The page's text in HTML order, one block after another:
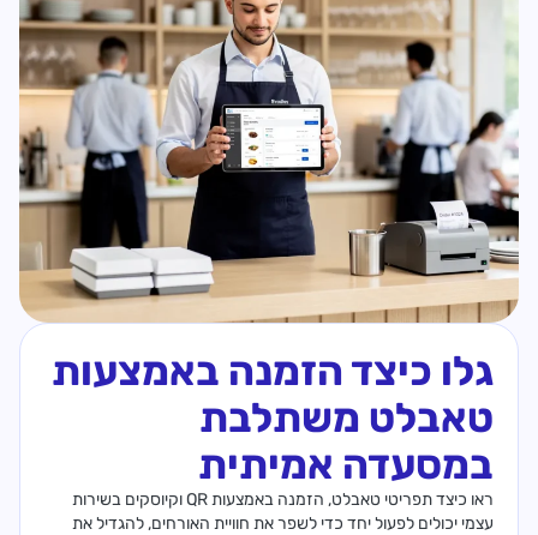
גלו כיצד הזמנה באמצעות
טאבלט משתלבת
במסעדה אמיתית
ראו כיצד תפריטי טאבלט, הזמנה באמצעות QR וקיוסקים בשירות
עצמי יכולים לפעול יחד כדי לשפר את חוויית האורחים, להגדיל את